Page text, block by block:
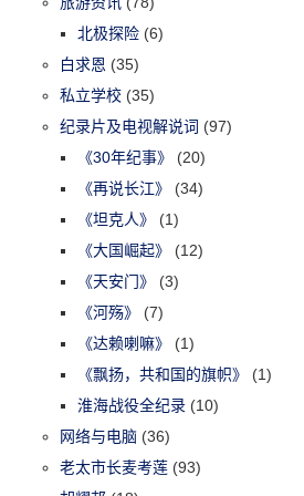
北极探险 (6)
白求恩 (35)
私立学校 (35)
纪录片及电视解说词 (97)
《30年纪事》
(20)
《再说长江》
(34)
《坦克人》
(1)
《大国崛起》
(12)
《天安门》
(3)
《河殇》
(7)
《达赖喇嘛》
(1)
《飘扬，共和国的旗帜》
(1)
淮海战役全纪录 (10)
网络与电脑 (36)
老太市长麦考莲 (93)